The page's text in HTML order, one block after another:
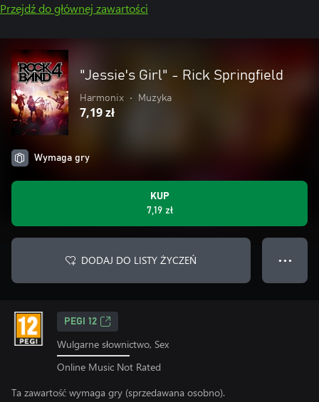
Przejdź do głównej zawartości
"Jessie's Girl" - Rick Springfield
Harmonix • Muzyka
7,19 zł
Wymaga gry
KUP
7,19 zł
DODAJ DO LISTY ŻYCZEŃ ● ● ●
PEGI 12
Wulgarne słownictwo, Sex
Online Music Not Rated
Ta zawartość wymaga gry (sprzedawana osobno).